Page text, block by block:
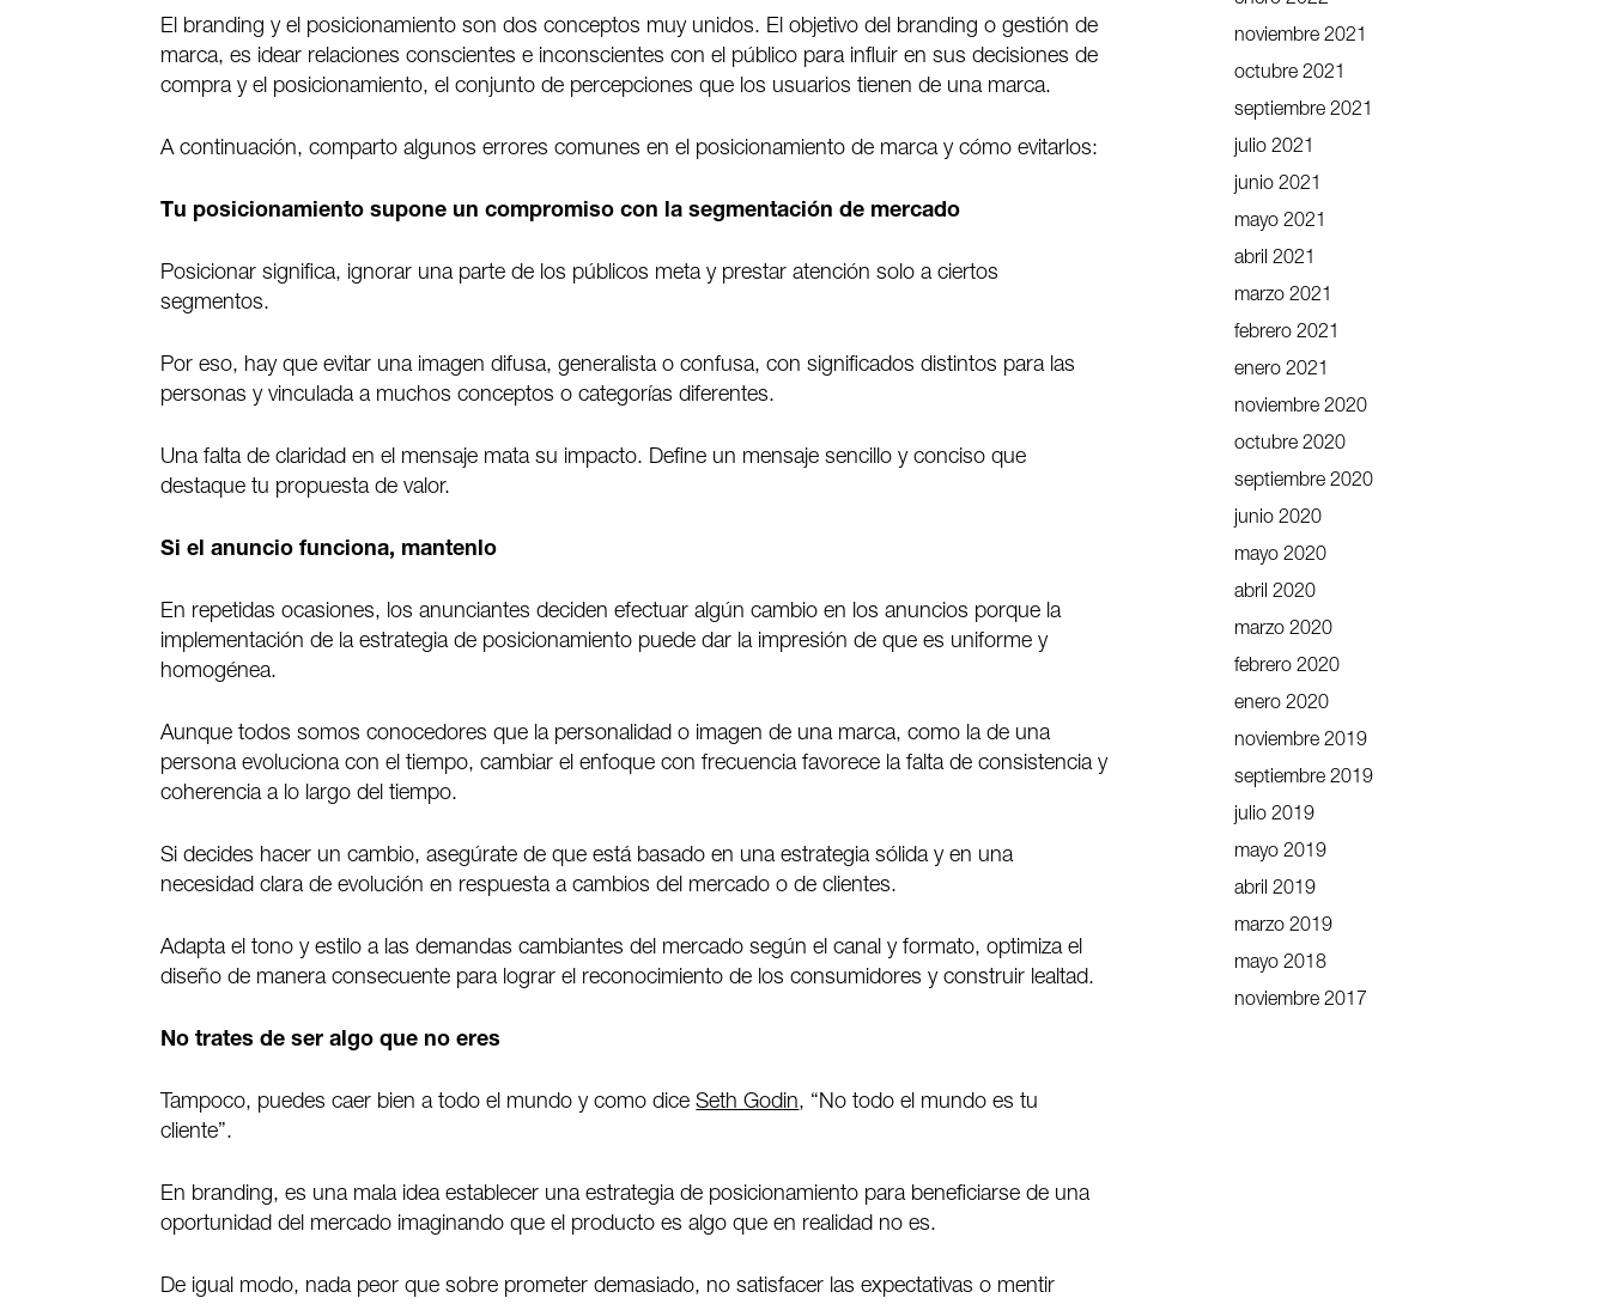
El branding y el posicionamiento son dos conceptos muy unidos. El objetivo del branding o gestión de
marca, es idear relaciones conscientes e inconscientes con el público para influir en sus decisiones de
compra y el posicionamiento, el conjunto de percepciones que los usuarios tienen de una marca.
A continuación, comparto algunos errores comunes en el posicionamiento de marca y cómo evitarlos:
Tu posicionamiento supone un compromiso con la segmentación de mercado
Posicionar significa, ignorar una parte de los públicos meta y prestar atención solo a ciertos
segmentos.
Por eso, hay que evitar una imagen difusa, generalista o confusa, con significados distintos para las
personas y vinculada a muchos conceptos o categorías diferentes.
Una falta de claridad en el mensaje mata su impacto. Define un mensaje sencillo y conciso que
destaque tu propuesta de valor.
Si el anuncio funciona, mantenlo
En repetidas ocasiones, los anunciantes deciden efectuar algún cambio en los anuncios porque la
implementación de la estrategia de posicionamiento puede dar la impresión de que es uniforme y
homogénea.
Aunque todos somos conocedores que la personalidad o imagen de una marca, como la de una
persona evoluciona con el tiempo, cambiar el enfoque con frecuencia favorece la falta de consistencia y
coherencia a lo largo del tiempo.
Si decides hacer un cambio, asegúrate de que está basado en una estrategia sólida y en una
necesidad clara de evolución en respuesta a cambios del mercado o de clientes.
Adapta el tono y estilo a las demandas cambiantes del mercado según el canal y formato, optimiza el
diseño de manera consecuente para lograr el reconocimiento de los consumidores y construir lealtad.
No trates de ser algo que no eres
Tampoco, puedes caer bien a todo el mundo y como diceSeth Godin, “No todo el mundo es tu
cliente”.
En branding, es una mala idea establecer una estrategia de posicionamiento para beneficiarse de una
oportunidad del mercado imaginando que el producto es algo que en realidad no es.
De igual modo, nada peor que sobre prometer demasiado, no satisfacer las expectativas o mentir
noviembre 2021
octubre 2021
septiembre 2021
julio 2021
junio 2021
mayo 2021
abril 2021
marzo 2021
febrero 2021
enero 2021
noviembre 2020
octubre 2020
septiembre 2020
junio 2020
mayo 2020
abril 2020
marzo 2020
febrero 2020
enero 2020
noviembre 2019
septiembre 2019
julio 2019
mayo 2019
abril 2019
marzo 2019
mayo 2018
noviembre 2017